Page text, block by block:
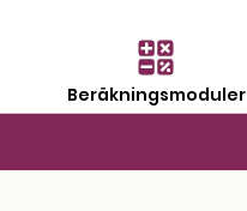
Beräkningsmoduler